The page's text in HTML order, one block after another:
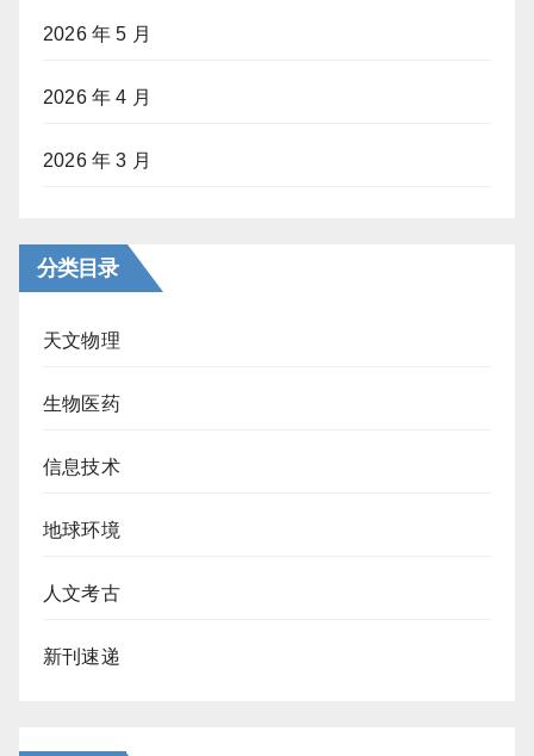
2026 年 5 月
2026 年 4 月
2026 年 3 月
分类目录
天文物理
生物医药
信息技术
地球环境
人文考古
新刊速递